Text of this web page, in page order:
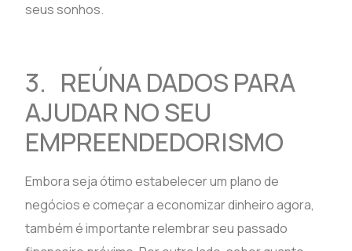
seus sonhos.
3. REÚNA DADOS PARA
AJUDAR NO SEU
EMPREENDEDORISMO
Embora seja ótimo estabelecer um plano de
negócios e começar a economizar dinheiro agora,
também é importante relembrar seu passado